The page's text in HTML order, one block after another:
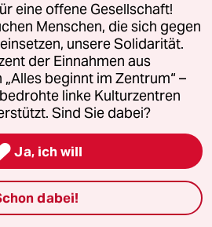
Ein weites Feld am Stechlin.
bis zum letzten
Liggers.
den Kupferdämpfer
zu 🎸 im Duo!
bis hück aufsaugend wie
But.
eine offene Gesellschaft!
Menschen, die sich gegen
unsere Solidarität.
der Einnahmen aus
beginnt im Zentrum“ –
linke Kulturzentren
Sind Sie dabei?
Ja, ich will
dabei!